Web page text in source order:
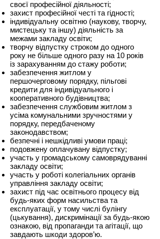
своєї професійної діяльності;
захист професійної честі та гідності;
індивідуальну освітню (наукову, творчу,
мистецьку та іншу) діяльність за
межами закладу освіти;
творчу відпустку строком до одного
року не більше одного разу на 10 років
із зарахуванням до стажу роботи;
забезпечення житлом у
першочерговому порядку, пільгові
кредити для індивідуального і
кооперативного будівництва;
забезпечення службовим житлом з
усіма комунальними зручностями у
порядку, передбаченому
законодавством;
безпечні і нешкідливі умови праці;
подовжену оплачувану відпустку;
участь у громадському самоврядуванні
закладу освіти;
участь у роботі колегіальних органів
управління закладу освіти;
захист під час освітнього процесу від
будь-яких форм насильства та
експлуатації, у тому числі булінгу
(цькування), дискримінації за будь-якою
ознакою, від пропаганди та агітації, що
завдають шкоди здоров’ю.